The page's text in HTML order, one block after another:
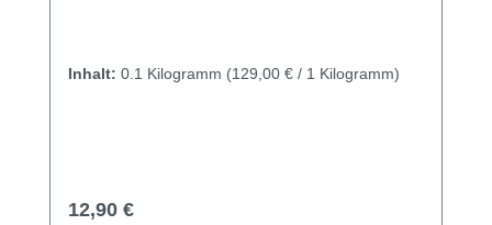
Inhalt: 0.1 Kilogramm (129,00 € / 1 Kilogramm)
Regulärer Preis:
12,90 €